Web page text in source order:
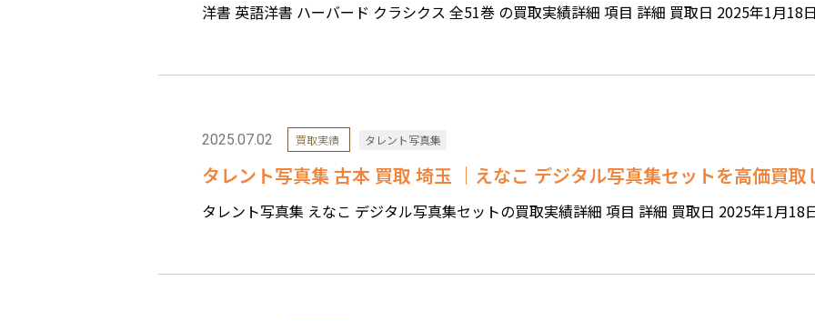
洋書 英語洋書 ハーバード クラシクス 全51巻 の買取実績詳細 項目 詳細 買取日 2025年1月18
2025.07.02 買取実績 タレント写真集
タレント写真集 古本 買取 埼玉 ｜えなこ デジタル写真集セットを高価買取
タレント写真集 えなこ デジタル写真集セットの買取実績詳細 項目 詳細 買取日 2025年1月